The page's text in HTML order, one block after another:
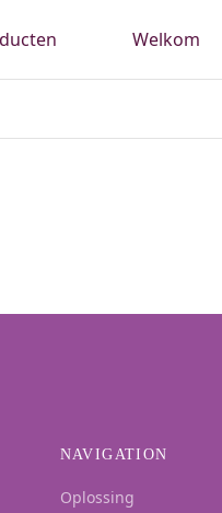
Welkom
NAVIGATION
Oplossing